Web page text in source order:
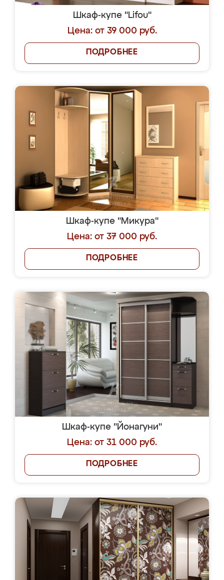
Шкаф-купе "Lifou"
Цена: от 39 000 руб.
ПОДРОБНЕЕ
Шкаф-купе "Микура"
Цена: от 37 000 руб.
ПОДРОБНЕЕ
Шкаф-купе "Йонагуни"
Цена: от 31 000 руб.
ПОДРОБНЕЕ